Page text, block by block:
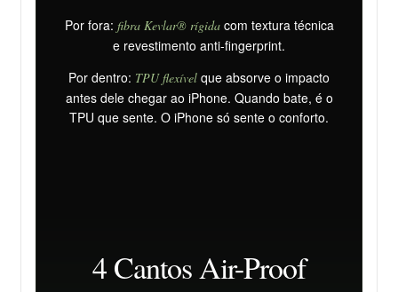
Por fora: fibra Kevlar® rígidacom textura técnica
e revestimento anti-fingerprint.
Por dentro: TPU flexível que absorve o impacto
antes dele chegar ao iPhone. Quando bate, é o
TPU que sente. O iPhone só sente o conforto.
4 Cantos Air-Proof